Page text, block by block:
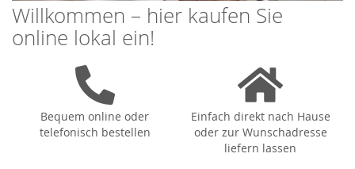
Willkommen – hier kaufen Sie
online lokal ein!
Bequem online oder
telefonisch bestellen
Einfach direkt nach Hause
oder zur Wunschadresse
liefern lassen